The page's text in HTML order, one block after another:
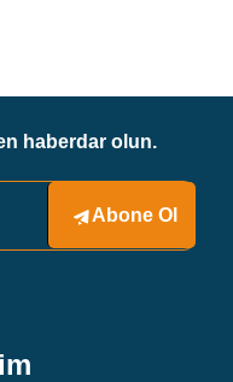
haberdar olun.
Abone Ol